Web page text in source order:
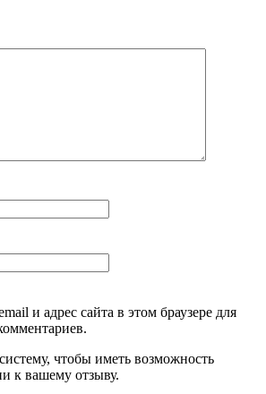
и адрес сайта в этом браузере для
чтобы иметь возможность
к вашему отзыву.